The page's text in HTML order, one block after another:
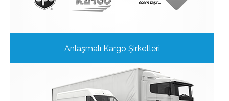
Anlaşmalı Kargo Şirketleri